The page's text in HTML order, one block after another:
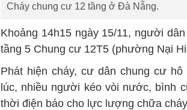
Cháy chung cư 12 tầng ở Đà Nẵng.
Khoảng 14h15 ngày 15/11, người
tầng 5 Chung cư 12T5 (phường Nại
Phát hiện cháy, cư dân chung cư
lúc, nhiều người kéo vòi nước, bình
thời điện báo cho lực lượng chữa